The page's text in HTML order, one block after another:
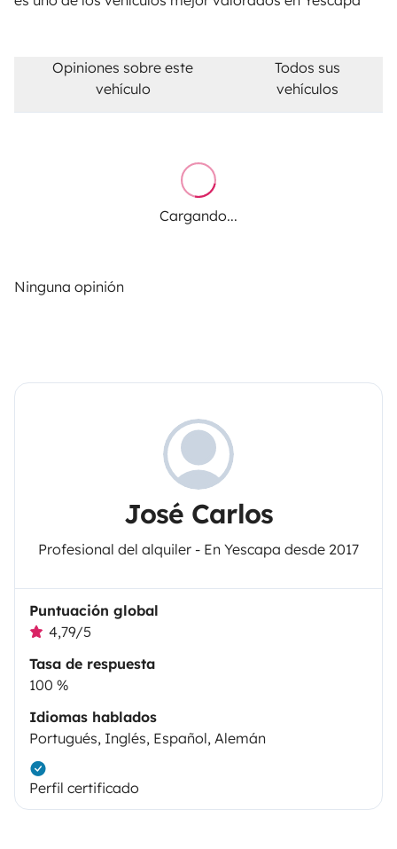
Opiniones sobre este
vehículo
Todos sus
vehículos
Cargando...
Ninguna opinión
José Carlos
Profesional del alquiler - En Yescapa desde 2017
Puntuación global
4,79/5
Tasa de respuesta
100 %
Idiomas hablados
Portugués, Inglés, Español, Alemán
Perfil certificado